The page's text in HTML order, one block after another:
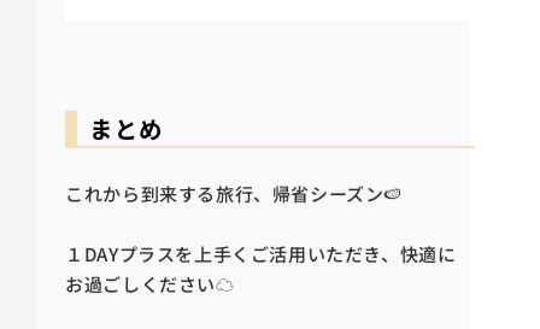
まとめ
これから到来する旅行、帰省シーズン🍉
１DAYプラスを上手くご活用いただき、快適に
お過ごしください☁